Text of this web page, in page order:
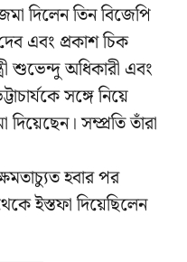
দিলেন তিন বিজেপি
এবং প্রকাশ চিক
শুভেন্দু অধিকারী এবং
সঙ্গে নিয়ে
সম্প্রতি তাঁরা
হবার পর
ইস্তফা দিয়েছিলেন